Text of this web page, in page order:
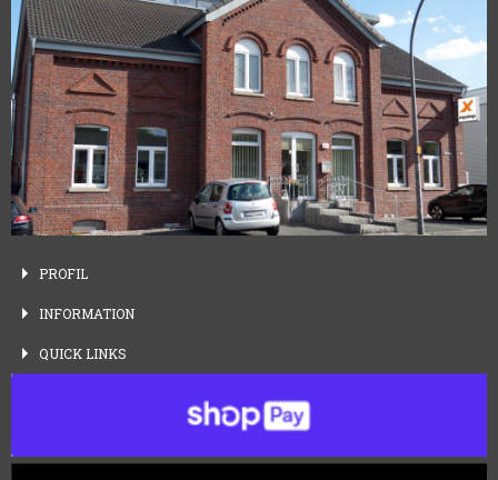
PROFIL
INFORMATION
QUICK LINKS